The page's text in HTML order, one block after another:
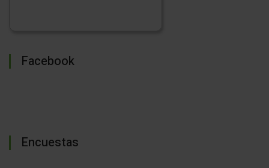
Facebook
Encuestas